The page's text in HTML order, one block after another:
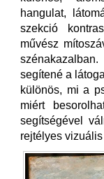
hangulat,
szekció
művész
segítené a
különös, mi a
miért
segítségével
rejtélyes